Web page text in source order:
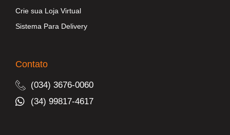
Crie sua Loja Virtual
Sistema Para Delivery
Contato
(034) 3676-0060
(34) 99817-4617